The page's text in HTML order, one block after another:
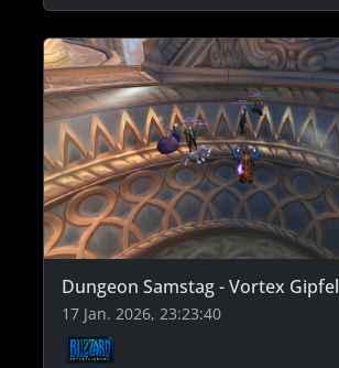
Dungeon Samstag - Vortex Gipfel
17 Jan. 2026, 23:23:40